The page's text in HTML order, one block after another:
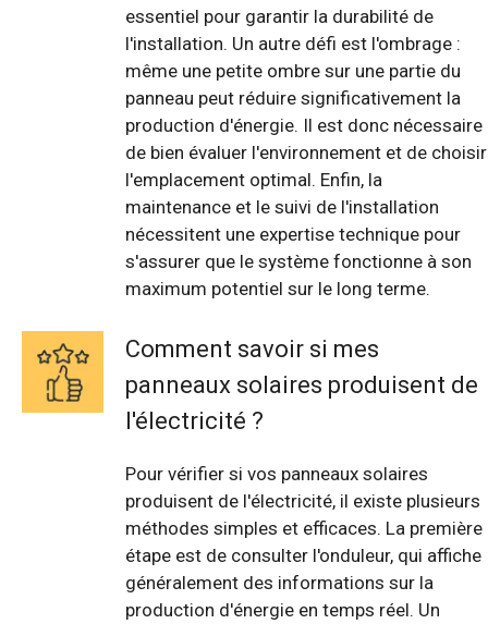
essentiel pour garantir la durabilité de
l'installation. Un autre défi est l'ombrage :
même une petite ombre sur une partie du
panneau peut réduire significativement la
production d'énergie. Il est donc nécessaire
de bien évaluer l'environnement et de choisir
l'emplacement optimal. Enfin, la
maintenance et le suivi de l'installation
nécessitent une expertise technique pour
s'assurer que le système fonctionne à son
maximum potentiel sur le long terme.
Comment savoir si mes
panneaux solaires produisent de
l'électricité ?
Pour vérifier si vos panneaux solaires
produisent de l'électricité, il existe plusieurs
méthodes simples et efficaces. La première
étape est de consulter l'onduleur, qui affiche
généralement des informations sur la
production d'énergie en temps réel. Un